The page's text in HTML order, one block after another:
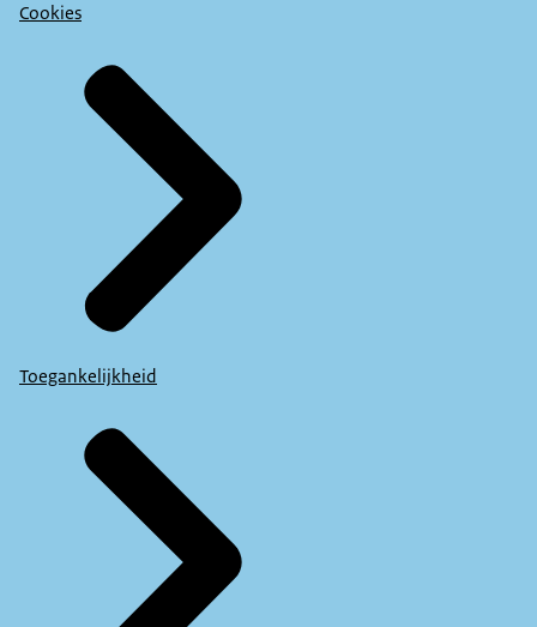
Cookies
Toegankelijkheid